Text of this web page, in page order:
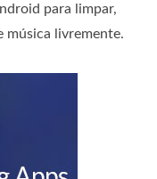
para limpar,
música livremente.